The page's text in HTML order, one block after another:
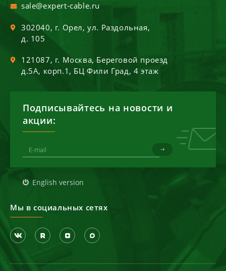
sale@expert-cable.ru
302040, г. Орел,ул. Раздольная,
д. 105
121087, г. Москва, Береговой проезд
д.5А, корп.1, БЦ Фили Град, 4 этаж
Подписывайтесь на новости и
акции:
English version
Мы в социальных сетях